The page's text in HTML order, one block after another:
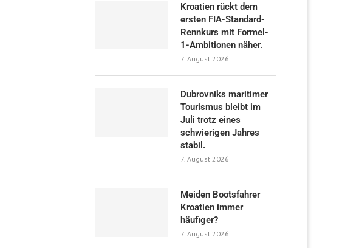
Kroatien rückt dem
ersten FIA-Standard-
Rennkurs mit Formel-
1-Ambitionen näher.
7. August 2026
Dubrovniks maritimer
Tourismus bleibt im
Juli trotz eines
schwierigen Jahres
stabil.
7. August 2026
Meiden Bootsfahrer
Kroatien immer
häufiger?
7. August 2026